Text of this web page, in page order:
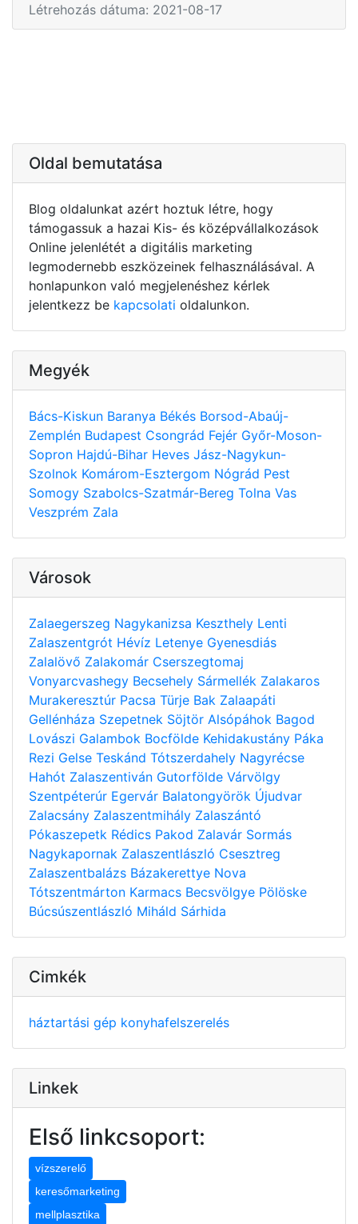
Létrehozás dátuma: 2021-08-17
Oldal bemutatása
Blog oldalunkat azért hoztuk létre, hogy
támogassuk a hazai Kis- és középvállalkozások
Online jelenlétét a digitális marketing
legmodernebb eszközeinek felhasználásával. A
honlapunkon való megjelenéshez kérlek
jelentkezz be kapcsolati oldalunkon.
Megyék
Bács-Kiskun Baranya Békés Borsod-Abaúj-
Zemplén Budapest Csongrád Fejér Győr-Moson-
Sopron Hajdú-Bihar Heves Jász-Nagykun-
Szolnok Komárom-Esztergom Nógrád Pest
Somogy Szabolcs-Szatmár-Bereg Tolna Vas
Veszprém Zala
Városok
Zalaegerszeg Nagykanizsa Keszthely Lenti
Zalaszentgrót Hévíz Letenye Gyenesdiás
Zalalövő Zalakomár Cserszegtomaj
Vonyarcvashegy Becsehely Sármellék Zalakaros
Murakeresztúr Pacsa Türje Bak Zalaapáti
Gellénháza Szepetnek Söjtör Alsópáhok Bagod
Lovászi Galambok Bocfölde Kehidakustány Páka
Rezi Gelse Teskánd Tótszerdahely Nagyrécse
Hahót Zalaszentiván Gutorfölde Várvölgy
Szentpéterúr Egervár Balatongyörök Újudvar
Zalacsány Zalaszentmihály Zalaszántó
Pókaszepetk Rédics Pakod Zalavár Sormás
Nagykapornak Zalaszentlászló Csesztreg
Zalaszentbalázs Bázakerettye Nova
Tótszentmárton Karmacs Becsvölgye Pölöske
Búcsúszentlászló Miháld Sárhida
Cimkék
háztartási gép konyhafelszerelés
Linkek
Első linkcsoport:
vízszerelő
keresőmarketing
mellplasztika